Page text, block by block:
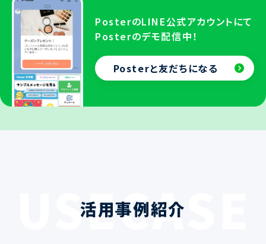
PosterのLINE公式アカウントにて
Posterのデモ配信中！
Posterと友だちになる
活用事例紹介
USECASE